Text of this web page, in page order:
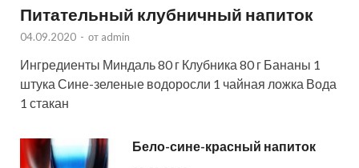
Питательный клубничный напиток
04.09.2020 - от admin
Ингредиенты Миндаль 80 г Клубника 80 г Бананы 1
штука Сине-зеленые водоросли 1 чайная ложка Вода
1 стакан
Бело-сине-красный напиток